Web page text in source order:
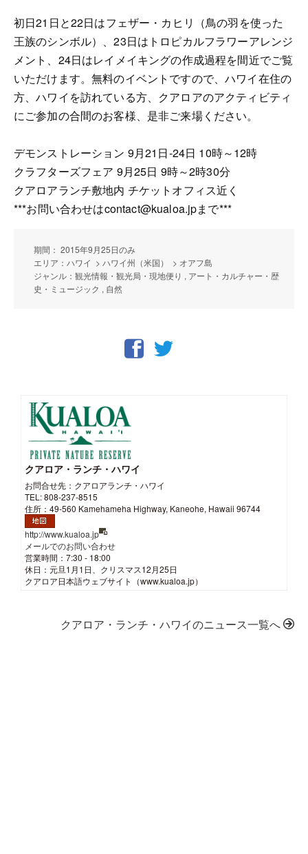
初日21日と22日はフェザー・カヒリ（鳥の羽を使った
王族のシンボル）、23日はトロピカルフラワーアレンジ
メント、24日はレイメイキングの作成過程を間近でご覧
いただけます。無料のイベントですので、ハワイ在住の
方、ハワイを訪れている方、クアロアのアクティビティ
にご参加の合間のお客様、是非ご来場ください。
デモンストレーション 9月21日-24日 10時～12時
クラフターズフェア 9月25日 9時～2時30分
クアロアランチ敷地内 チケットオフィス近く
***お問い合わせはcontact@kualoa.jpまで***
期間： 2015年9月25日のみ
エリア：ハワイ > ハワイ州（米国） > オアフ島
ジャンル：観光情報・観光局・現地便り , アート・カルチャー・歴
史・ミュージック , 自然
クアロア・ランチ・ハワイ
お問合せ先：クアロアランチ・ハワイ
TEL: 808-237-8515
住所：49-560 Kamehameha Highway, Kaneohe, Hawaii 96744
http://www.kualoa.jp
メールでのお問い合わせ
営業時間：7:30 - 18:00
休日：元旦1月1日、クリスマス12月25日
クアロア日本語ウェブサイト（www.kualoa.jp）
クアロア・ランチ・ハワイのニュース一覧へ